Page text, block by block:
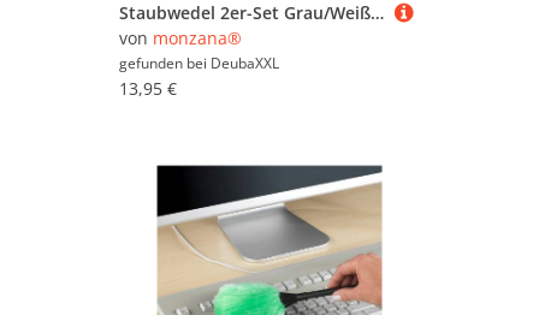
Staubwedel 2er-Set Grau/Weiß mit Teleskopstiel
von monzana®
gefunden bei DeubaXXL
13,95 €